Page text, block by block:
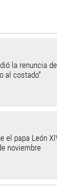
la renuncia
al costado”
el papa León
noviembre